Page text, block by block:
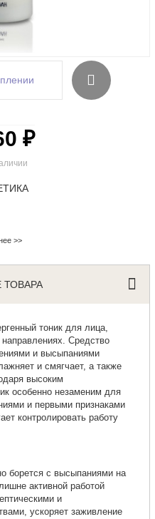
₽
>>
тоник для лица
Средство
и высыпаниями
и смягчает, а также
высоким
особенно незаменим для
и первыми признаками
контролировать работу
борется с высыпаниями на
активной работой
и
ускоряет заживление